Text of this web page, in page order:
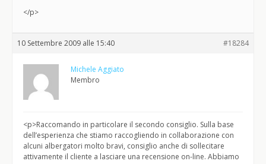
</p>
10 Settembre 2009 alle 15:40 #18284
Michele Aggiato
Membro
<p>Raccomando in particolare il secondo consiglio. Sulla base
dell’esperienza che stiamo raccogliendo in collaborazione con
alcuni albergatori molto bravi, consiglio anche di sollecitare
attivamente il cliente a lasciare una recensione on-line. Abbiamo